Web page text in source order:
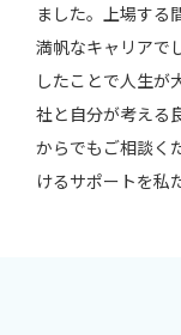
ました。上場する
満帆なキャリアで
したことで人生が
社と自分が考える
からでもご相談く
けるサポートを私